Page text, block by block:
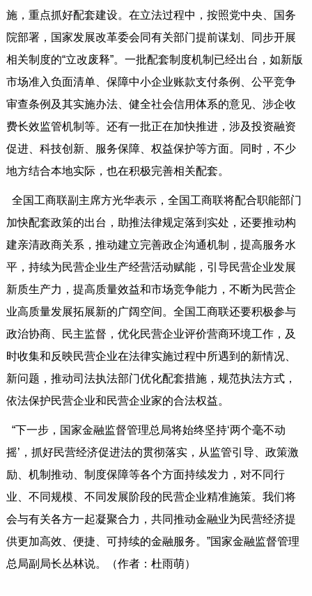
施，重点抓好配套建设。在立法过程中，按照党中央、国务
院部署，国家发展改革委会同有关部门提前谋划、同步开展
相关制度的“立改废释”。一批配套制度机制已经出台，如新版
市场准入负面清单、保障中小企业账款支付条例、公平竞争
审查条例及其实施办法、健全社会信用体系的意见、涉企收
费长效监管机制等。还有一批正在加快推进，涉及投资融资
促进、科技创新、服务保障、权益保护等方面。同时，不少
地方结合本地实际，也在积极完善相关配套。
全国工商联副主席方光华表示，全国工商联将配合职能部门
加快配套政策的出台，助推法律规定落到实处，还要推动构
建亲清政商关系，推动建立完善政企沟通机制，提高服务水
平，持续为民营企业生产经营活动赋能，引导民营企业发展
新质生产力，提高质量效益和市场竞争能力，不断为民营企
业高质量发展拓展新的广阔空间。全国工商联还要积极参与
政治协商、民主监督，优化民营企业评价营商环境工作，及
时收集和反映民营企业在法律实施过程中所遇到的新情况、
新问题，推动司法执法部门优化配套措施，规范执法方式，
依法保护民营企业和民营企业家的合法权益。
“下一步，国家金融监督管理总局将始终坚持‘两个毫不动
摇’，抓好民营经济促进法的贯彻落实，从监管引导、政策激
励、机制推动、制度保障等各个方面持续发力，对不同行
业、不同规模、不同发展阶段的民营企业精准施策。我们将
会与有关各方一起凝聚合力，共同推动金融业为民营经济提
供更加高效、便捷、可持续的金融服务。”国家金融监督管理
总局副局长丛林说。（作者：杜雨萌）